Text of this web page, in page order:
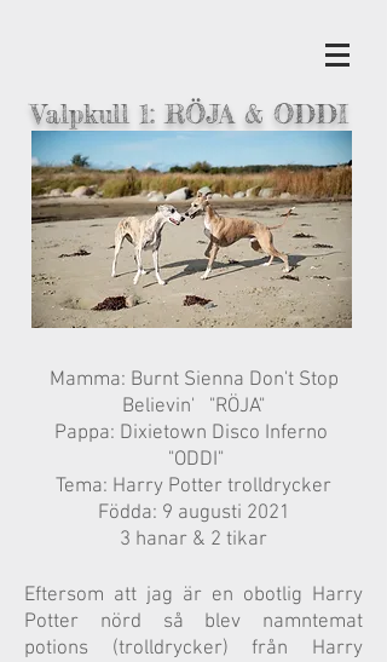
Valpkull 1: RÖJA & ODDI
Mamma: Burnt Sienna Don't Stop
Believin' "RÖJA"
Pappa: Dixietown Disco Inferno
"ODDI"
Tema: Harry Potter trolldrycker
Födda: 9 augusti 2021
3 hanar & 2 tikar
Eftersom att jag är en obotlig Harry
Potter nörd så blev namntemat
potions (trolldrycker) från Harry